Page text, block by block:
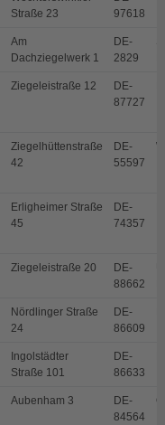
Straße 23
97618
Am
Dachziegelwerk 1
DE-
2829
Ziegeleistraße 12
DE-
87727
Ziegelhüttenstraße
42
DE-
55597
Erligheimer Straße
45
DE-
74357
Ziegeleistraße 20
DE-
88662
Nördlinger Straße
24
DE-
86609
Ingolstädter
Straße 101
DE-
86633
Aubenham 3
DE-
84564